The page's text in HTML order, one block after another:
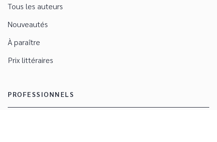
Tous les auteurs
Nouveautés
À paraître
Prix littéraires
PROFESSIONNELS